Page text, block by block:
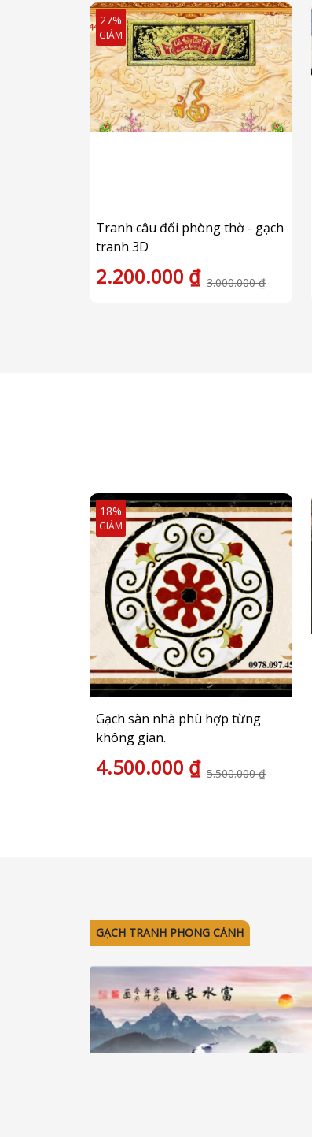
Tranh câu đối phòng thờ - gạch
tranh 3D
2.200.000 ₫ 3.000.000 ₫
27%
GIẢM
Gạch sàn nhà phù hợp từng
không gian.
4.500.000 ₫ 5.500.000 ₫
18%
GIẢM
GẠCH TRANH PHONG CẢNH